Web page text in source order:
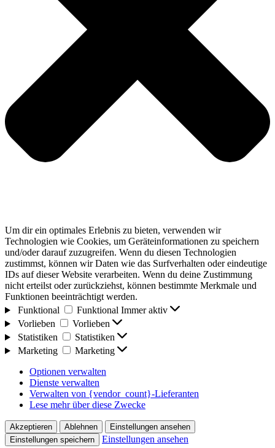
Um dir ein optimales Erlebnis zu bieten, verwenden wir
Technologien wie Cookies, um Geräteinformationen zu speichern
und/oder darauf zuzugreifen. Wenn du diesen Technologien
zustimmst, können wir Daten wie das Surfverhalten oder eindeutige
IDs auf dieser Website verarbeiten. Wenn du deine Zustimmung
nicht erteilst oder zurückziehst, können bestimmte Merkmale und
Funktionen beeinträchtigt werden.
Funktional
Funktional Immer aktiv
Vorlieben
Vorlieben
Statistiken
Statistiken
Marketing
Marketing
Optionen verwalten
Dienste verwalten
Verwalten von {vendor_count}-Lieferanten
Lese mehr über diese Zwecke
Akzeptieren Ablehnen
Einstellungen ansehen
Einstellungen speichern
Einstellungen ansehen